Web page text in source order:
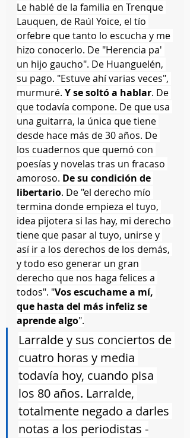
Le hablé de la familia en Trenque
Lauquen, de Raúl Yoice, el tío
orfebre que tanto lo escucha y me
hizo conocerlo. De "Herencia pa'
un hijo gaucho". De Huanguelén,
su pago. "Estuve ahí varias veces",
murmuré. Y se soltó a hablar. De
que todavía compone. De que usa
una guitarra, la única que tiene
desde hace más de 30 años. De
los cuadernos que quemó con
poesías y novelas tras un fracaso
amoroso. De su condición de
libertario. De "el derecho mío
termina donde empieza el tuyo,
idea pijotera si las hay, mi derecho
tiene que pasar al tuyo, unirse y
así ir a los derechos de los demás,
y todo eso generar un gran
derecho que nos haga felices a
todos". "Vos escuchame a mí,
que hasta del más infeliz se
aprende algo".
Larralde y sus conciertos de
cuatro horas y media
todavía hoy, cuando pisa
los 80 años. Larralde,
totalmente negado a darles
notas a los periodistas -